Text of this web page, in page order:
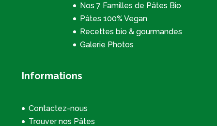
Nos 7 Familles de Pâtes Bio
Pâtes 100% Vegan
Recettes bio & gourmandes
Galerie Photos
Informations
Contactez-nous
Trouver nos Pâtes